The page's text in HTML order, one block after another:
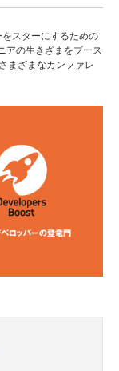
スターにするための
アの生きざまをブース
まざまなカンファレ